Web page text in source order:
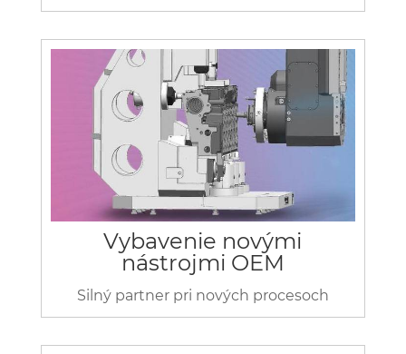
Vybavenie novými
nástrojmi OEM
Silný partner pri nových procesoch